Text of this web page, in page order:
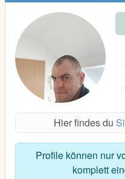
Hier findes du
Profile können nur
komplett